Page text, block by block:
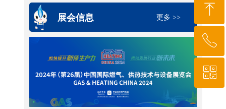
展会信息 更多 >> ꁸ
回到顶部
ꂅ
010-64919527
ꀥ